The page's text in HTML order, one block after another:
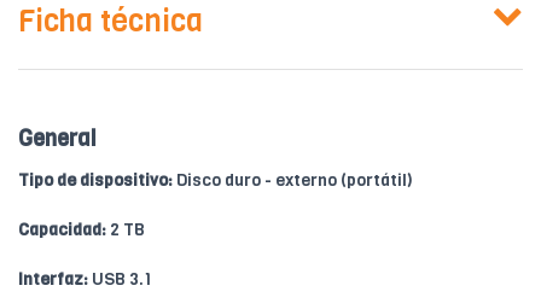
Ficha técnica
General
Tipo de dispositivo: Disco duro - externo (portátil)
Capacidad: 2 TB
Interfaz: USB 3.1